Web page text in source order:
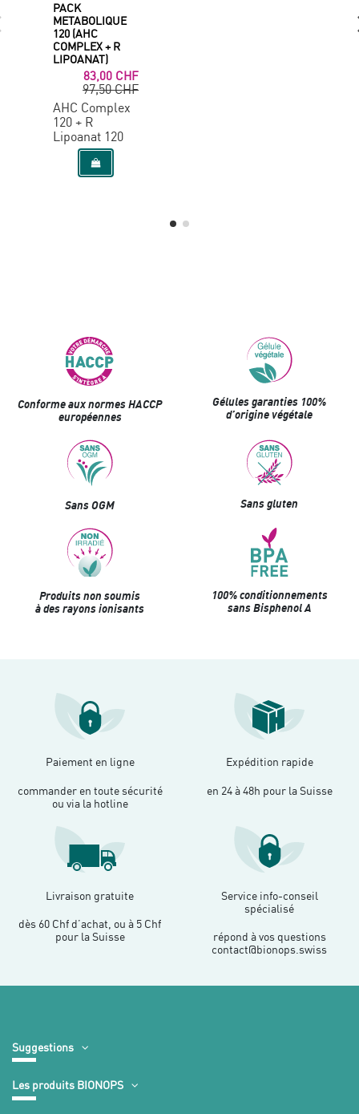
PACK
METABOLIQUE
120 (AHC
COMPLEX + R
LIPOANAT)
83,00 CHF
97,50 CHF
AHC Complex
120 + R
Lipoanat 120
Conforme aux normes HACCP
européennes
Gélules garanties 100%
d’origine végétale
Sans OGM Sans gluten
Produits non soumis
à des rayons ionisants
100% conditionnements
sans Bisphenol A
Paiement en ligne
commander en toute sécurité
ou via la hotline
Expédition rapide
en 24 à 48h pour la Suisse
Livraison gratuite
dès 60 Chf d’achat, ou à 5 Chf
pour la Suisse
Service info-conseil
spécialisé
répond à vos questions
contact@bionops.swiss
Suggestions
Les produits BIONOPS